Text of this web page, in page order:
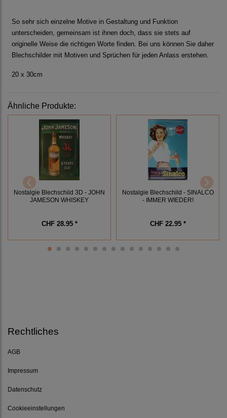
So sehr sich einzelne Motive in Gestaltung und Funktion
unterscheiden, gemeinsam ist ihnen doch, dass sie stets auf
originelle Weise die richtigen Worte finden. Bei uns können Sie daher
Blechschilder mit Motiven und Sprüchen für jeden Anlass erstehen.
20 x 30cm
Ähnliche Produkte:
Nostalgie Blechschild 3D - JOHN
JAMESON WHISKEY
CHF 28.95 *
Nostalgie Blechschild - SINALCO
- IMMER WIEDER!
CHF 22.95 *
Rechtliches
AGB
Impressum
Datenschutz
Cookieeinstellungen